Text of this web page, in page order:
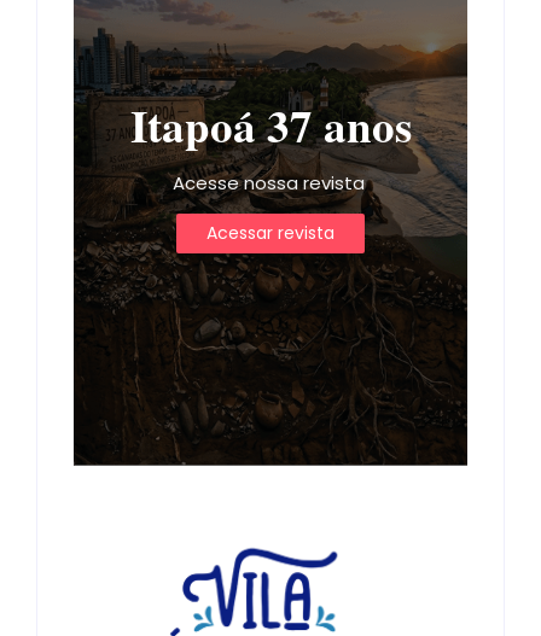
Itapoá 37 anos
Acesse nossa revista
Acessar revista